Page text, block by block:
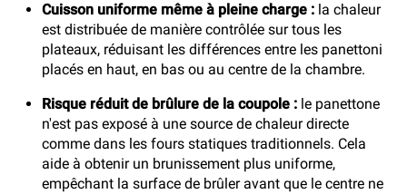
Cuisson uniforme même à pleine charge : la chaleur
est distribuée de manière contrôlée sur tous les
plateaux, réduisant les différences entre les panettoni
placés en haut, en bas ou au centre de la chambre.
Risque réduit de brûlure de la coupole : le panettone
n'est pas exposé à une source de chaleur directe
comme dans les fours statiques traditionnels. Cela
aide à obtenir un brunissement plus uniforme,
empêchant la surface de brûler avant que le centre ne